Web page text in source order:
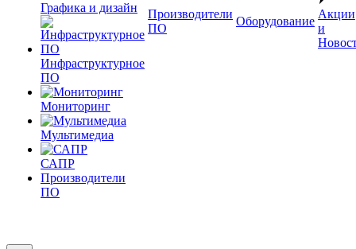
Графика и дизайн
Инфраструктурное
ПО
Мониторинг
Мультимедиа
САПР
Производители
ПО
Производители
ПО
Оборудование
Акции
и